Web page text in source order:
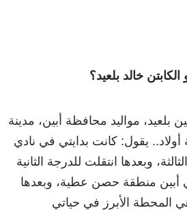
خالد بلعيد؟
بلعيد، مواليد محافظة أبين، مدينة
أولاد.. يقول: كانت بدايتي في نادي
وبعدها انتقلت للدرجة الثانية
أبين منطقة حصن عطية، وبعدها
المحطة الأبرز في حياتي